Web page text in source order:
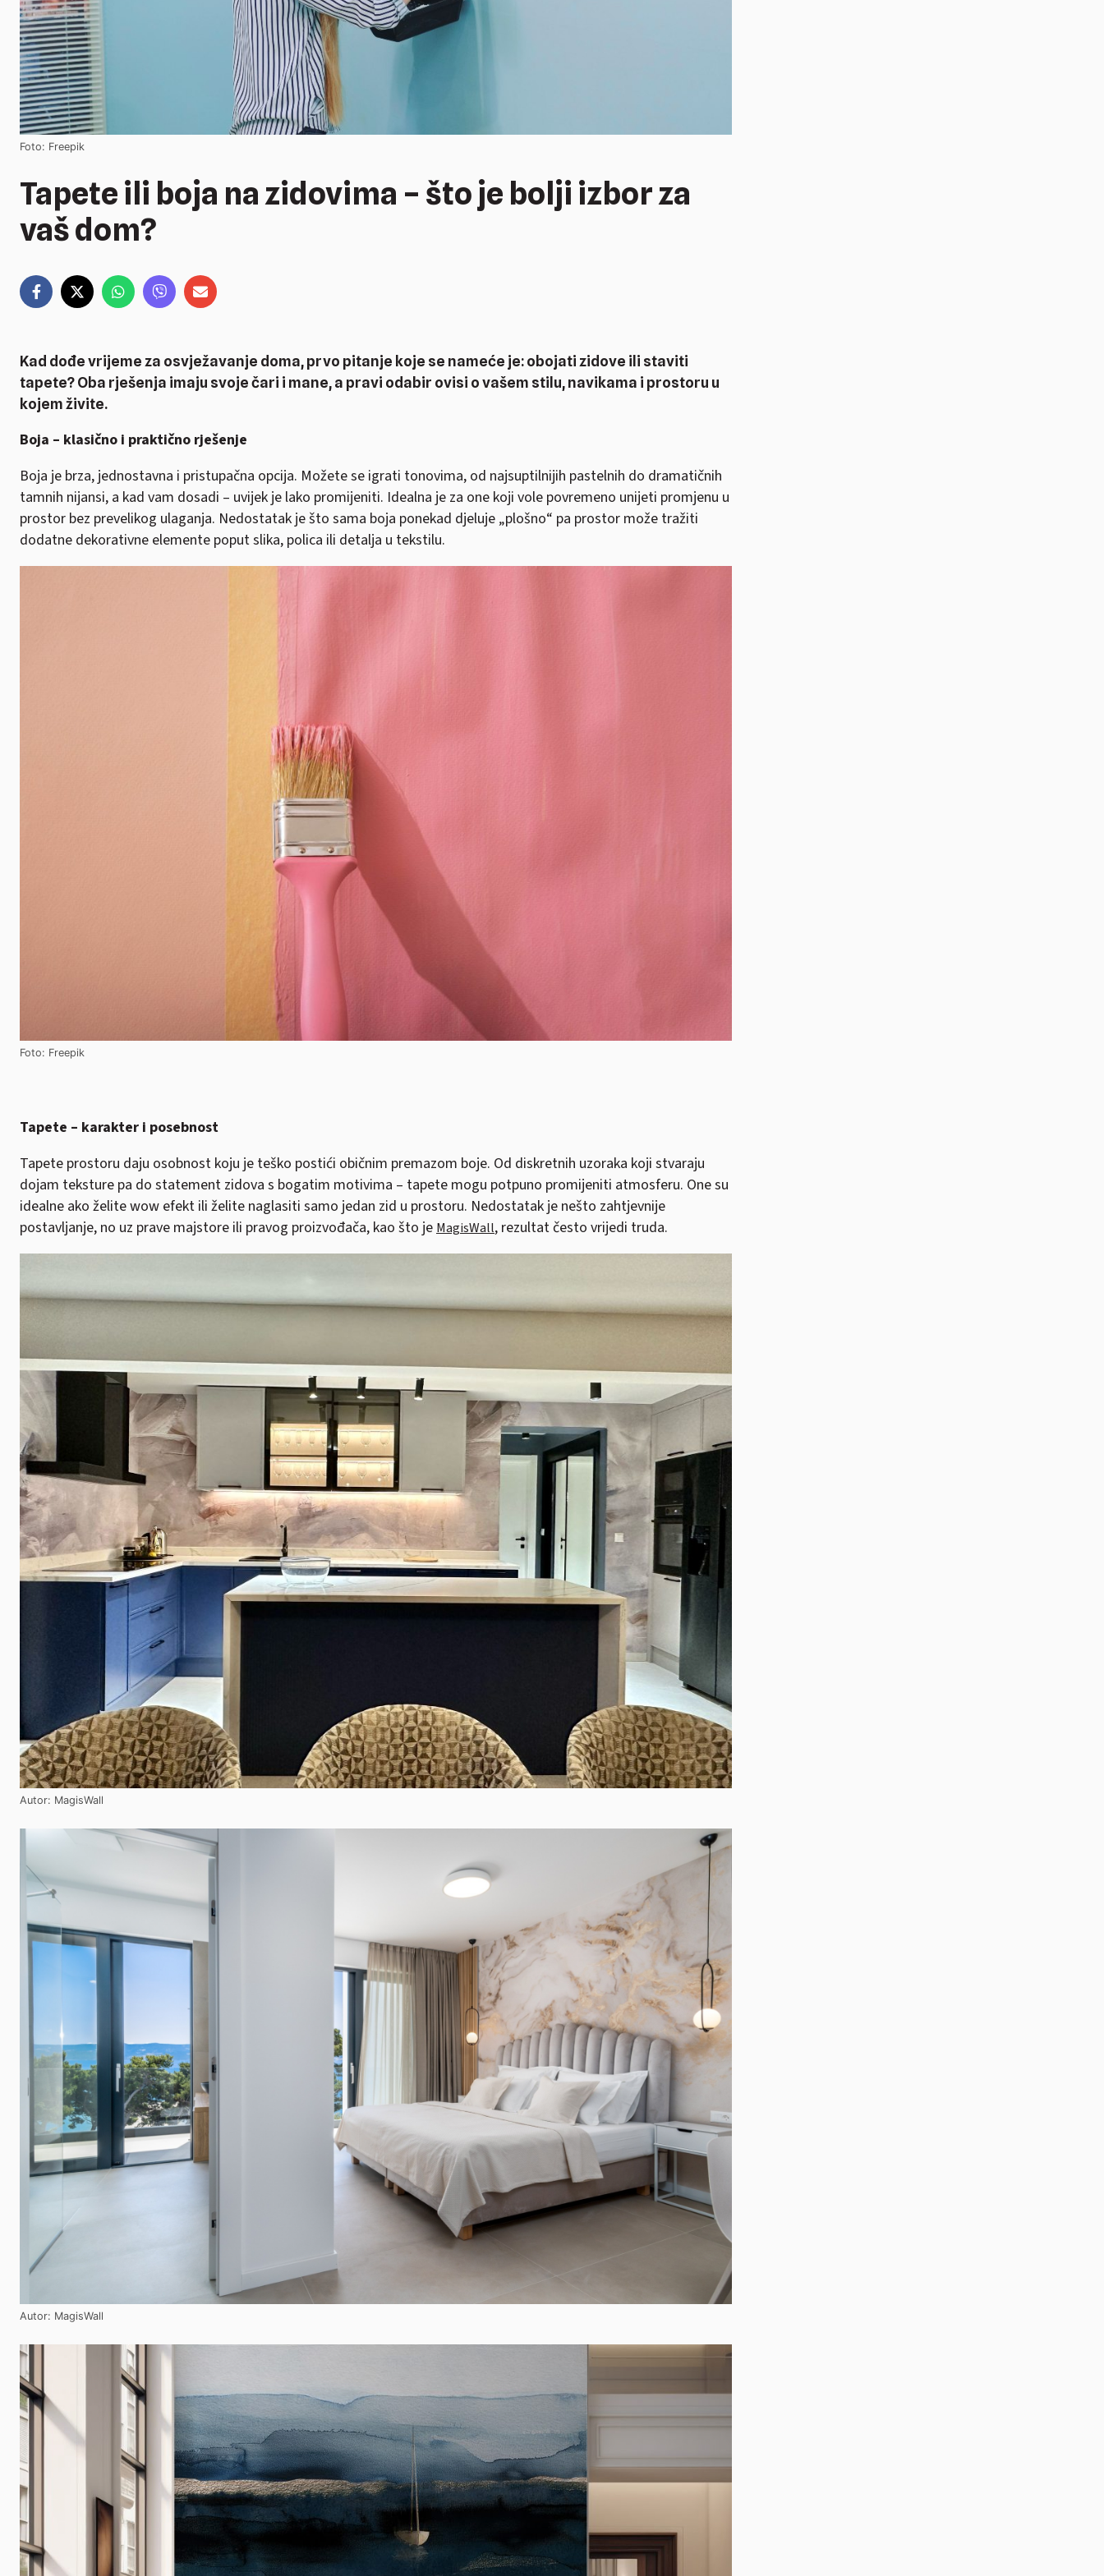
Foto: Freepik
Tapete ili boja na zidovima – što je bolji izbor za
vaš dom?
Kad dođe vrijeme za osvježavanje doma, prvo pitanje koje se nameće je: obojati zidove ili staviti
tapete? Oba rješenja imaju svoje čari i mane, a pravi odabir ovisi o vašem stilu, navikama i prostoru u
kojem živite.
Boja – klasično i praktično rješenje
Boja je brza, jednostavna i pristupačna opcija. Možete se igrati tonovima, od najsuptilnijih pastelnih do dramatičnih
tamnih nijansi, a kad vam dosadi – uvijek je lako promijeniti. Idealna je za one koji vole povremeno unijeti promjenu u
prostor bez prevelikog ulaganja. Nedostatak je što sama boja ponekad djeluje „plošno“ pa prostor može tražiti
dodatne dekorativne elemente poput slika, polica ili detalja u tekstilu.
Foto: Freepik
Tapete – karakter i posebnost
Tapete prostoru daju osobnost koju je teško postići običnim premazom boje. Od diskretnih uzoraka koji stvaraju
dojam teksture pa do statement zidova s bogatim motivima – tapete mogu potpuno promijeniti atmosferu. One su
idealne ako želite wow efekt ili želite naglasiti samo jedan zid u prostoru. Nedostatak je nešto zahtjevnije
postavljanje, no uz prave majstore ili pravog proizvođača, kao što jeMagisWall, rezultat često vrijedi truda.
Autor: MagisWall
Autor: MagisWall